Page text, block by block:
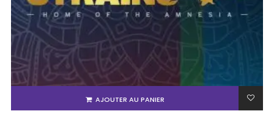
AJOUTER AU PANIER